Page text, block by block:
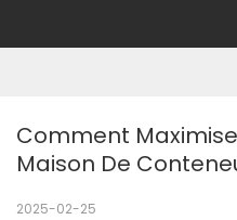
Comment
Maison De
2025-02-25